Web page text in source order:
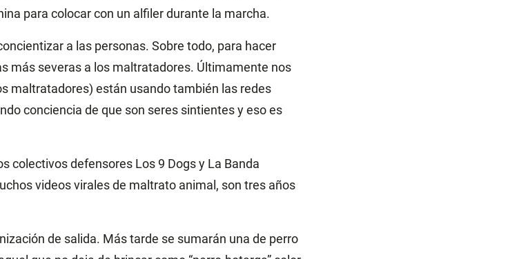
para colocar con un alfiler durante la marcha.
a las personas. Sobre todo, para hacer
más severas a los maltratadores. Últimamente nos
maltratadores) están usando también las redes
conciencia de que son seres sintientes y eso es
colectivos defensores Los 9 Dogs y La Banda
videos virales de maltrato animal, son tres años
de salida. Más tarde se sumarán una de perro